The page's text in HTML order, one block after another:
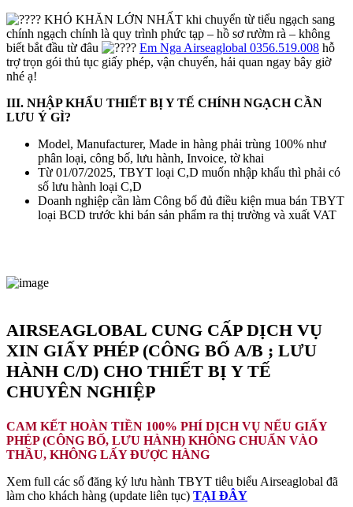
KHÓ KHĂN LỚN NHẤT khi chuyển từ tiểu ngạch sang
chính ngạch chính là quy trình phức tạp – hồ sơ rườm rà – không
biết bắt đầu từ đâu
Em Nga Airseaglobal 0356.519.008 hỗ
trợ trọn gói thủ tục giấy phép, vận chuyển, hải quan ngay bây giờ
nhé ạ!
III. NHẬP KHẨU THIẾT BỊ Y TẾ CHÍNH NGẠCH CẦN
LƯU Ý GÌ?
Model, Manufacturer, Made in hàng phải trùng 100% như
phân loại, công bố, lưu hành, Invoice, tờ khai
Từ 01/07/2025, TBYT loại C,D muốn nhập khẩu thì phải có
số lưu hành loại C,D
Doanh nghiệp cần làm Công bố đủ điều kiện mua bán TBYT
loại BCD trước khi bán sản phẩm ra thị trường và xuất VAT
AIRSEAGLOBAL CUNG CẤP DỊCH VỤ
XIN GIẤY PHÉP (CÔNG BỐ A/B ; LƯU
HÀNH C/D) CHO THIẾT BỊ Y TẾ
CHUYÊN NGHIỆP
CAM KẾT HOÀN TIỀN 100% PHÍ DỊCH VỤ NẾU GIẤY
PHÉP (CÔNG BỐ, LƯU HÀNH) KHÔNG CHUẨN VÀO
THẦU, KHÔNG LẤY ĐƯỢC HÀNG
Xem full các số đăng ký lưu hành TBYT tiêu biểu Airseaglobal đã
làm cho khách hàng (update liên tục) TẠI ĐÂY